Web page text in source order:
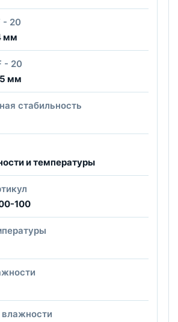
- 20
мм
- 20
мм
стабильность
и температуры
100